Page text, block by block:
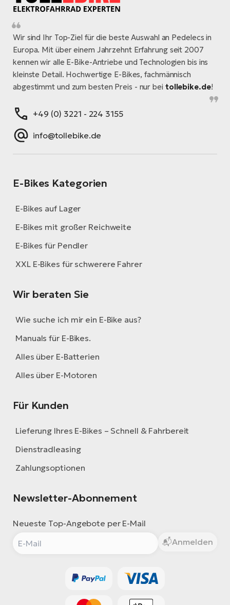
Wir sind Ihr Top-Ziel für die beste Auswahl an Pedelecs in
Europa. Mit über einem Jahrzehnt Erfahrung seit 2007
kennen wir alle E-Bike-Antriebe und Technologien bis ins
kleinste Detail. Hochwertige E-Bikes, fachmännisch
abgestimmt und zum besten Preis - nur bei tollebike.de!
+49 (0) 3221 - 224 3155
info@tollebike.de
E-Bikes Kategorien
E-Bikes auf Lager
E-Bikes mit großer Reichweite
E-Bikes für Pendler
XXL E-Bikes für schwerere Fahrer
Wir beraten Sie
Wie suche ich mir ein E-Bike aus?
Manuals für E-Bikes.
Alles über E-Batterien
Alles über E-Motoren
Für Kunden
Lieferung Ihres E-Bikes – Schnell & Fahrbereit
Dienstradleasing
Zahlungsoptionen
Newsletter-Abonnement
Neueste Top-Angebote per E-Mail
Anmelden